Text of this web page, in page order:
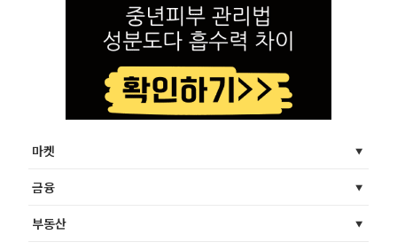
마켓
금융
부동산